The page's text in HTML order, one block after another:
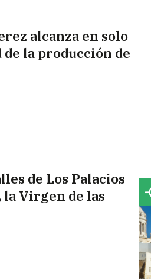
alcanza en solo
de la producción de
de Los Palacios
la Virgen de las